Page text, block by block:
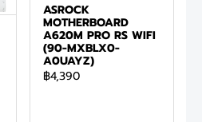
ASROCK
MOTHERBOARD
A620M PRO RS WIFI
(90-MXBLX0-
A0UAYZ)
฿4,390